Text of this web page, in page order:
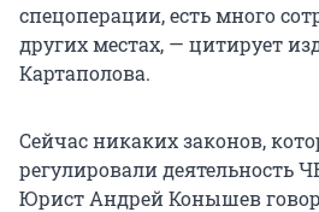
спецоперации, есть много
других местах, — цитирует
Картаполова.
Сейчас никаких законов,
регулировали деятельность
Юрист Андрей Конышев